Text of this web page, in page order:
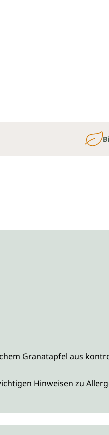
Granatapfel aus
Hinweisen zu